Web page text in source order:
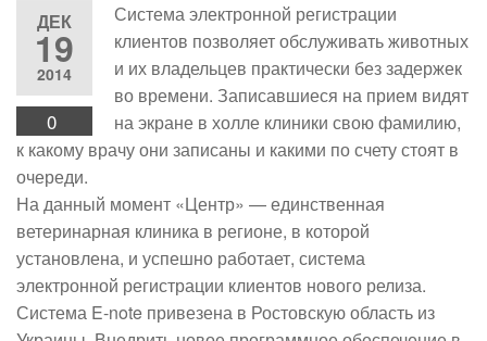
ДЕК
19
2014
0
Система электронной регистрации
клиентов позволяет обслуживать животных
и их владельцев практически без задержек
во времени. Записавшиеся на прием видят
на экране в холле клиники свою фамилию,
к какому врачу они записаны и какими по счету стоят в
очереди.
На данный момент «Центр» — единственная
ветеринарная клиника в регионе, в которой
установлена, и успешно работает, система
электронной регистрации клиентов нового релиза.
Система E-note привезена в Ростовскую область из